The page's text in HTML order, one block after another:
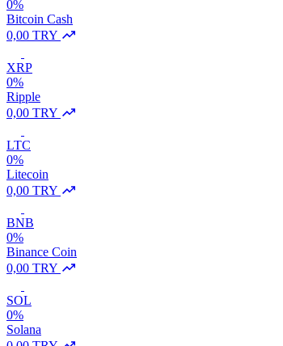
0%
Bitcoin Cash
0,00 TRY
XRP
0%
Ripple
0,00 TRY
LTC
0%
Litecoin
0,00 TRY
BNB
0%
Binance Coin
0,00 TRY
SOL
0%
Solana